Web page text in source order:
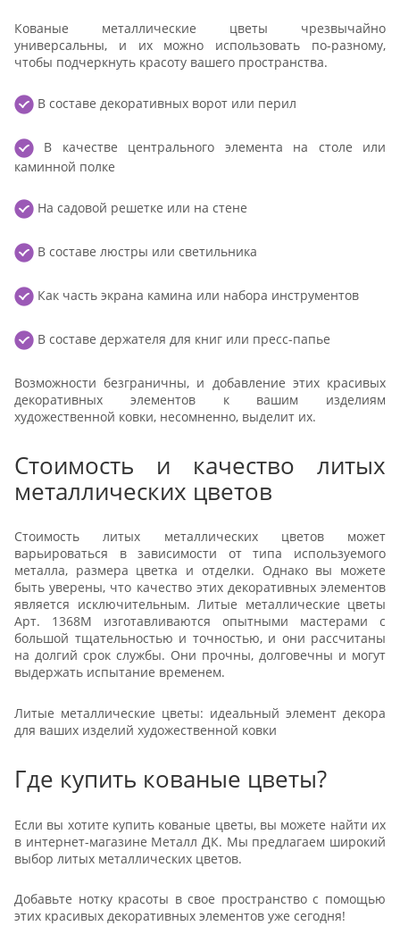
Кованые металлические цветы чрезвычайно
универсальны, и их можно использовать по-разному,
чтобы подчеркнуть красоту вашего пространства.
В составе декоративных ворот или перил
В качестве центрального элемента на столе или
каминной полке
На садовой решетке или на стене
В составе люстры или светильника
Как часть экрана камина или набора инструментов
В составе держателя для книг или пресс-папье
Возможности безграничны, и добавление этих красивых
декоративных элементов к вашим изделиям
художественной ковки, несомненно, выделит их.
Стоимость и качество литых
металлических цветов
Стоимость литых металлических цветов может
варьироваться в зависимости от типа используемого
металла, размера цветка и отделки. Однако вы можете
быть уверены, что качество этих декоративных элементов
является исключительным. Литые металлические цветы
Арт. 1368М⁠ изготавливаются опытными мастерами с
большой тщательностью и точностью, и они рассчитаны
на долгий срок службы. Они прочны, долговечны и могут
выдержать испытание временем.
Литые металлические цветы: идеальный элемент декора
для ваших изделий художественной ковки
Где купить кованые цветы?
Если вы хотите купить кованые цветы, вы можете найти их
в интернет-магазине Металл ДК. Мы предлагаем широкий
выбор литых металлических цветов.
Добавьте нотку красоты в свое пространство с помощью
этих красивых декоративных элементов уже сегодня!